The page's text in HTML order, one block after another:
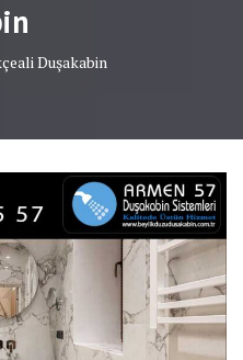
Duşakabin